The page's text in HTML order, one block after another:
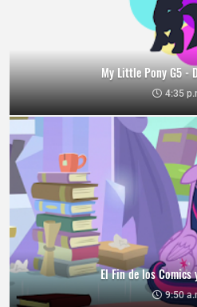
My Little Pony G5 -
4:35
El Fin de los Comics
9:50